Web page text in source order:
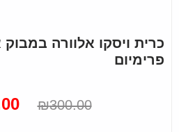
כרית ויסקו אלוורה במבוק
פרימיום
₪300.00